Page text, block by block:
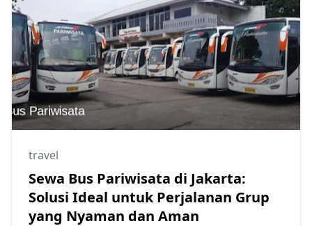
travel
Sewa Bus Pariwisata di Jakarta:
Solusi Ideal untuk Perjalanan Grup
yang Nyaman dan Aman